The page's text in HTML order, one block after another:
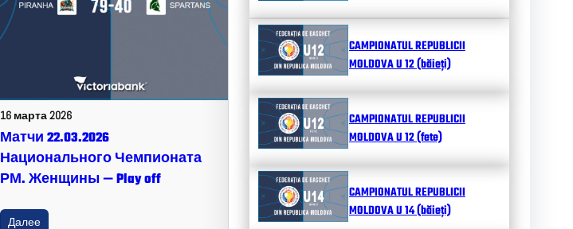
16 марта 2026
Матчи 22.03.2026
Национального Чемпионата
РМ. Женщины — Play off
Далее
CAMPIONATUL REPUBLICII
MOLDOVA U 12 (băieți)
CAMPIONATUL REPUBLICII
MOLDOVA U 12 (fete)
CAMPIONATUL REPUBLICII
MOLDOVA U 14 (băieți)